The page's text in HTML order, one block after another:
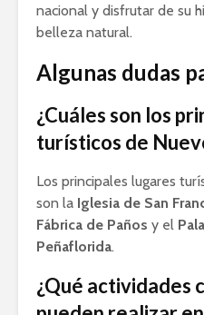
nacional y disfrutar de su
belleza natural.
Algunas dudas
¿Cuáles son los
turísticos de
Los principales lugares
son la Iglesia de San
Fábrica de Paños y el
Peñaflorida.
¿Qué actividades